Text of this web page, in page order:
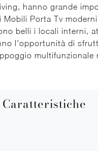
hanno grande
Mobili Porta Tv
belli i locali interni,
l'opportunità di
multifunzionale
Caratteristiche